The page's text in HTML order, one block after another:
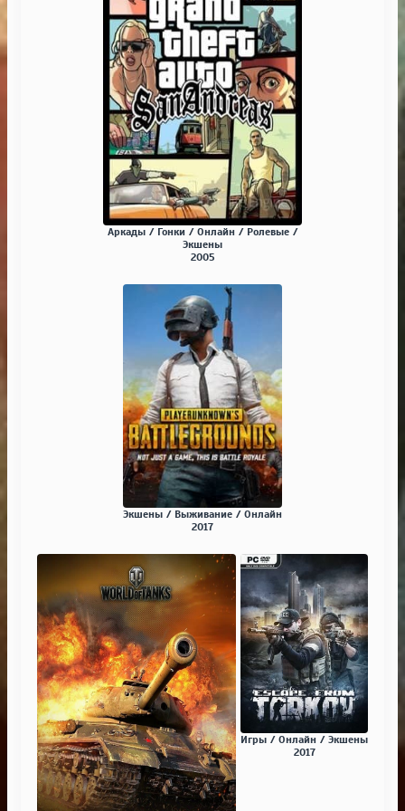
Аркады / Гонки / Онлайн / Ролевые /
Экшены
2005
Экшены / Выживание / Онлайн
2017
Игры / Онлайн / Экшены
2017